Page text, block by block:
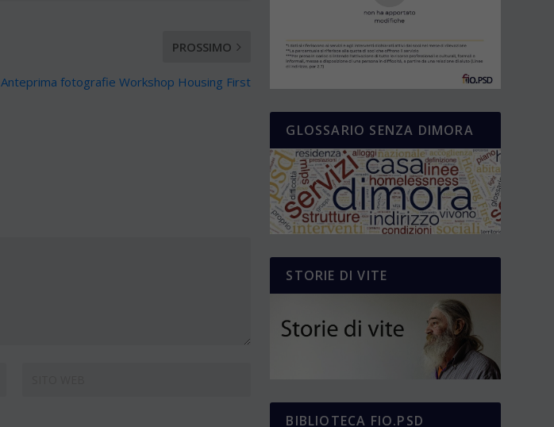
PROSSIMO
Anteprima fotografie Workshop Housing First
GLOSSARIO SENZA DIMORA
STORIE DI VITE
BIBLIOTECA FIO.PSD